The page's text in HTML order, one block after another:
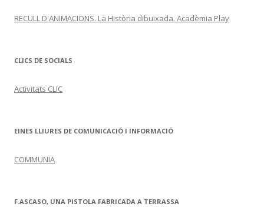
RECULL D'ANIMACIONS. La Història dibuixada. Acadèmia Play
CLICS DE SOCIALS
Activitats CLIC
EINES LLIURES DE COMUNICACIÓ I INFORMACIÓ
COMMUNIA
F.ASCASO, UNA PISTOLA FABRICADA A TERRASSA